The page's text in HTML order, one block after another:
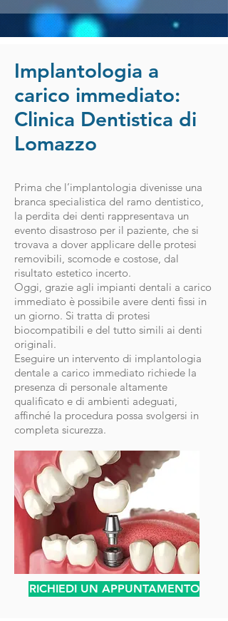
Implantologia a
carico immediato:
Clinica Dentistica di
Lomazzo
Prima che l’implantologia divenisse una
branca specialistica del ramo dentistico,
la perdita dei denti rappresentava un
evento disastroso per il paziente, che si
trovava a dover applicare delle protesi
removibili, scomode e costose, dal
risultato estetico incerto.
Oggi, grazie agli impianti dentali a carico
immediato è possibile avere denti fissi in
un giorno. Si tratta di protesi
biocompatibili e del tutto simili ai denti
originali.
Eseguire un intervento di implantologia
dentale a carico immediato richiede la
presenza di personale altamente
qualificato e di ambienti adeguati,
affinché la procedura possa svolgersi in
completa sicurezza.
RICHIEDI UN APPUNTAMENTO